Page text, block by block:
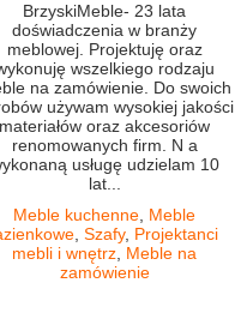
BrzyskiMeble- 23 lata
doświadczenia w branży
meblowej. Projektuję oraz
wszelkiego rodzaju
na zamówienie. Do swoich
używam wysokiej jakości
materiałów oraz akcesoriów
renomowanych firm. N a
usługę udzielam 10
lat...
Meble kuchenne, Meble
, Szafy, Projektanci
mebli i wnętrz, Meble na
zamówienie